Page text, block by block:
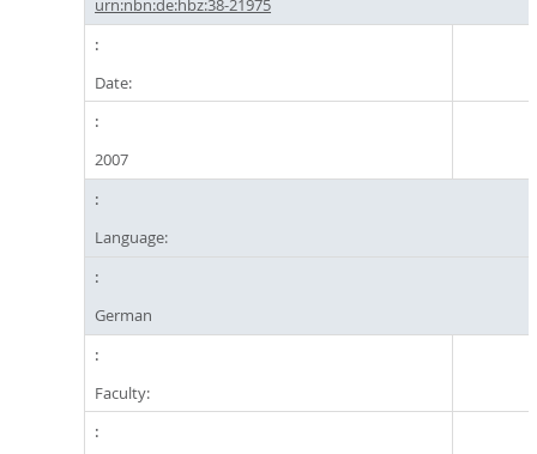
urn:nbn:de:hbz:38-21975
Date:
2007
Language:
German
Faculty: